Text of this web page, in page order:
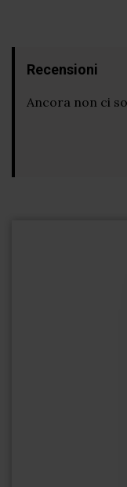
Recensioni
Ancora non ci